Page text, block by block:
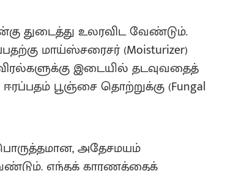
துடைத்து உலரவிட வேண்டும்.
மாய்ஸ்சரைசர் (Moisturizer)
இடையில் தடவுவதைத்
பூஞ்சை தொற்றுக்கு (Fungal
அதேசமயம்
எந்தக் காரணத்தைக்